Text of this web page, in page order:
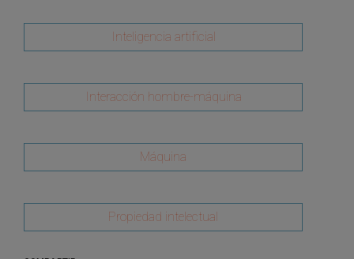
Inteligencia artificial
Interacción hombre-máquina
Máquina
Propiedad intelectual